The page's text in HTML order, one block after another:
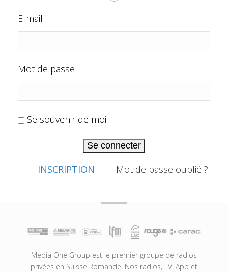
E-mail
Mot de passe
Se souvenir de moi
Se connecter
INSCRIPTION Mot de passe oublié ?
Media One Group est le premier groupe de radios
privées en Suisse Romande. Nos radios, TV, App et